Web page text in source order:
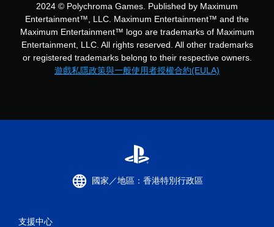
2024 © Polychroma Games. Published by Maximum
Entertainment™, LLC. Maximum Entertainment™ and the
Maximum Entertainment™ logo are trademarks of Maximum
Entertainment, LLC. All rights reserved. All other trademarks
or registered trademarks belong to their respective owners.
遊戲私隱政策與一般使用者授權合約(EULA)
國家／地區：香港特別行政區
支援中心